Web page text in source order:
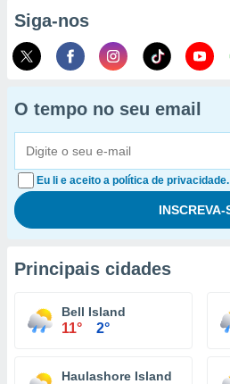
Siga-nos
O tempo no seu email
Eu li e aceito a política de privacidade.
Principais cidades
Bell Island
11° 2°
Haulashore Island